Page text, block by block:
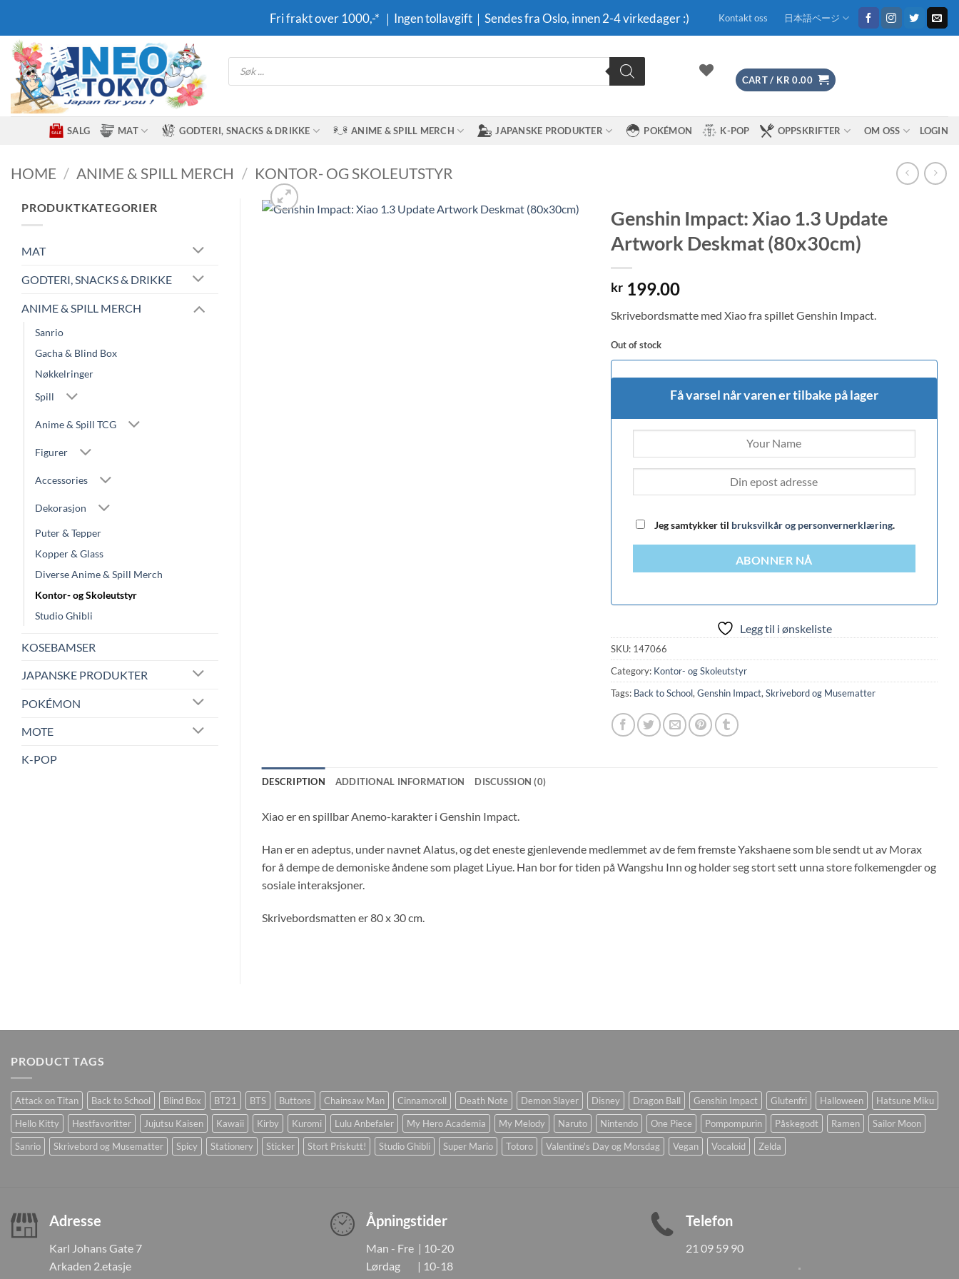
content
Fri frakt over 1000,-* ｜Ingen tollavgift｜Sendes fra Oslo, innen 2-4 virkedager :) Kontakt oss 日本語ページ
Products
search
CART / KR 0.00
SALG MAT GODTERI, SNACKS & DRIKKE ANIME & SPILL MERCH JAPANSKE PRODUKTER POKÉMON K-POP OPPSKRIFTER OM OSS LOGIN
HOME / ANIME & SPILL MERCH / KONTOR- OG SKOLEUTSTYR
PRODUKTKATEGORIER
MAT
GODTERI, SNACKS & DRIKKE
ANIME & SPILL MERCH
Sanrio
Gacha & Blind Box
Nøkkelringer
Spill
Anime & Spill TCG
Figurer
Accessories
Dekorasjon
Puter & Tepper
Kopper & Glass
Diverse Anime & Spill Merch
Kontor- og Skoleutstyr
Studio Ghibli
KOSEBAMSER
JAPANSKE PRODUKTER
POKÉMON
MOTE
K-POP
Genshin Impact: Xiao 1.3 Update
Artwork Deskmat (80x30cm)
kr199.00
Skrivebordsmatte med Xiao fra spillet Genshin Impact.
Out of stock
Få varsel når varen er tilbake på lager
Jeg samtykker til bruksvilkår og personvernerklæring.
ABONNER NÅ
Legg til i ønskeliste
SKU: 147066
Category: Kontor- og Skoleutstyr
Tags: Back to School,Genshin Impact,Skrivebord og Musematter
DESCRIPTION ADDITIONAL INFORMATION DISCUSSION (0)
Xiao er en spillbar Anemo-karakter i Genshin Impact.
Han er en adeptus, under navnet Alatus, og det eneste gjenlevende medlemmet av de fem fremste Yakshaene som ble sendt ut av Morax
for å dempe de demoniske åndene som plaget Liyue. Han bor for tiden på Wangshu Inn og holder seg stort sett unna store folkemengder og
sosiale interaksjoner.
Skrivebordsmatten er 80 x 30 cm.
PRODUCT TAGS
Attack on Titan Back to School Blind Box BT21 BTS Buttons Chainsaw Man Cinnamoroll Death Note Demon Slayer Disney Dragon Ball Genshin Impact Glutenfri Halloween
Hatsune Miku
Hello Kitty
Høstfavoritter Jujutsu Kaisen Kawaii Kirby Kuromi Lulu Anbefaler My Hero Academia My Melody Naruto Nintendo One Piece Pompompurin Påskegodt Ramen
Sailor Moon
Sanrio
Skrivebord og Musematter Spicy Stationery Sticker Stort Priskutt! Studio Ghibli Super Mario Totoro Valentine's Day og Morsdag Vegan Vocaloid Zelda
Adresse
Karl Johans Gate 7
Arkaden 2.etasje
Åpningstider
Man - Fre | 10-20
Lørdag | 10-18
Telefon
21 09 59 90